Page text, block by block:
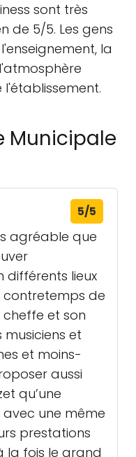
sont très
de 5/5. Les gens
la
Municipale
5/5
agréable que
différents lieux
contretemps de
et son
et
et moins-
aussi
qu’une
avec une même
prestations
la fois le grand